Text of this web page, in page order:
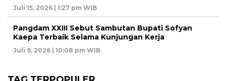
Juli 15, 2026 | 1:27 pm WIB
Pangdam XXIII Sebut Sambutan Bupati Sofyan
Kaepa Terbaik Selama Kunjungan Kerja
Juli 9, 2026 | 10:08 pm WIB